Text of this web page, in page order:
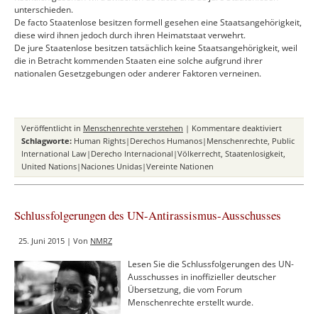
unterschieden.
De facto Staatenlose besitzen formell gesehen eine Staatsangehörigkeit,
diese wird ihnen jedoch durch ihren Heimatstaat verwehrt.
De jure Staatenlose besitzen tatsächlich keine Staatsangehörigkeit, weil
die in Betracht kommenden Staaten eine solche aufgrund ihrer
nationalen Gesetzgebungen oder anderer Faktoren verneinen.
Veröffentlicht in Menschenrechte verstehen | Kommentare deaktiviertfür
Das
Recht,
zu
Schlagworte: Human Rights|Derechos Humanos|Menschenrechte, Public
International Law|Derecho Internacional|Völkerrecht, Staatenlosigkeit,
United Nations|Naciones Unidas|Vereinte Nationen
Schlussfolgerungen des UN-Antirassismus-Ausschusses
25. Juni 2015 | Von NMRZ
Lesen Sie die Schlussfolgerungen des UN-
Ausschusses in inoffizieller deutscher
Übersetzung, die vom Forum
Menschenrechte erstellt wurde.